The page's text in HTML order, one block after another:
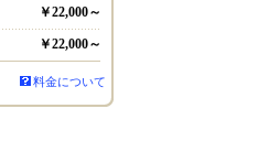
￥22,000～
￥22,000～
料金について